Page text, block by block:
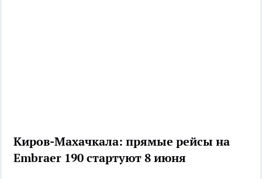
Киров-Махачкала: прямые рейсы на
Embraer 190 стартуют 8 июня